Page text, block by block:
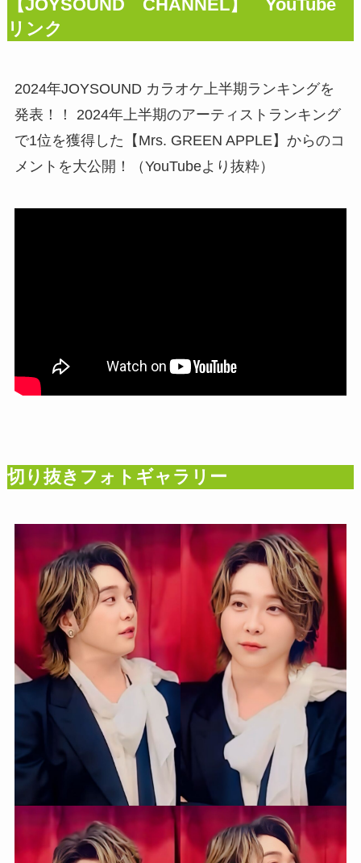
【JOYSOUND CHANNEL】 YouTube
リンク
2024年JOYSOUND カラオケ上半期ランキングを
発表！！ 2024年上半期のアーティストランキング
で1位を獲得した【Mrs. GREEN APPLE】からのコ
メントを大公開！（YouTubeより抜粋）
切り抜きフォトギャラリー